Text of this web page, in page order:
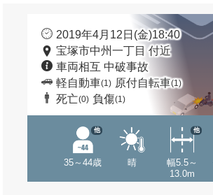
2019年4月12日(金)18:40
宝塚市中州一丁目 付近
車両相互 中破事故
軽自動車(1) 原付自転車(1)
死亡(0) 負傷(1)
35～44歳
他
晴
幅5.5～
13.0m
他